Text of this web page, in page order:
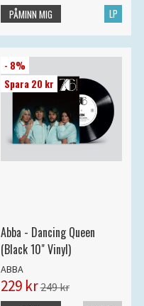
LP
PÅMINN MIG
- 8%
Spara 20 kr
Abba - Dancing Queen
(Black 10" Vinyl)
ABBA
229 kr249 kr